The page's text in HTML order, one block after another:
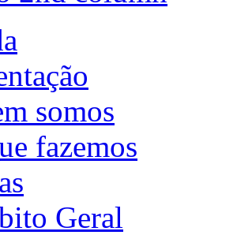
somos
fazemos
Geral